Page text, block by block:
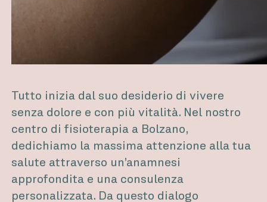
Tutto inizia dal suo desiderio di vivere
senza dolore e con più vitalità. Nel nostro
centro di fisioterapia a Bolzano,
dedichiamo la massima attenzione alla tua
salute attraverso un’anamnesi
approfondita e una consulenza
personalizzata. Da questo dialogo